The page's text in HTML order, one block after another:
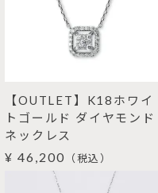
【OUTLET】K18ホワイ
トゴールド ダイヤモンド
ネックレス
¥ 46,200 （税込）